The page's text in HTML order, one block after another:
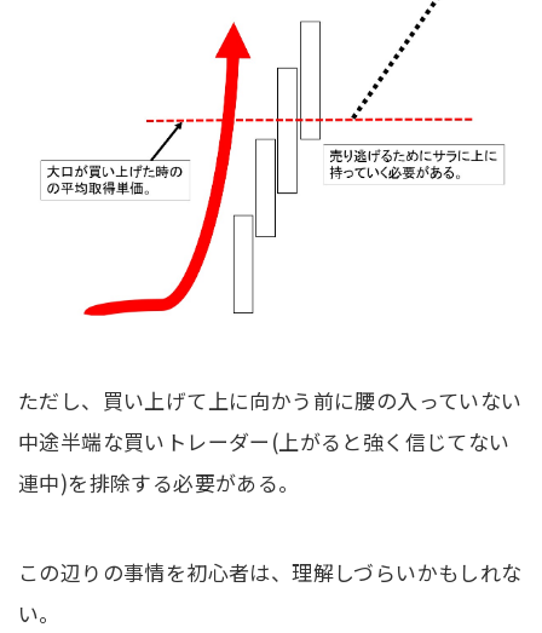
ただし、買い上げて上に向かう前に腰の入っていない
中途半端な買いトレーダー(上がると強く信じてない
連中)を排除する必要がある。
この辺りの事情を初心者は、理解しづらいかもしれな
い。